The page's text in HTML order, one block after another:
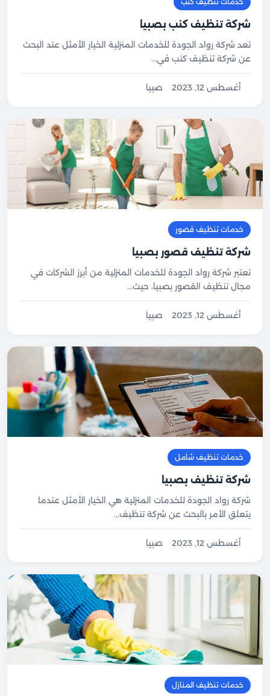
شركة تنظيف كنب بصبيا
تعد شركة رواد الجودة للخدمات المنزلية الخيار الأمثل عند البحث
عن شركة تنظيف كنب في...
أغسطس 12, 2023 صبيا
خدمات تنظيف قصور
شركة تنظيف قصور بصبيا
تعتبر شركة رواد الجودة للخدمات المنزلية من أبرز الشركات في
مجال تنظيف القصور بصبيا، حيث...
أغسطس 12, 2023 صبيا
خدمات تنظيف شامل
شركة تنظيف بصبيا
شركة رواد الجودة للخدمات المنزلية هي الخيار الأمثل عندما
يتعلق الأمر بالبحث عن شركة تنظيف...
أغسطس 12, 2023 صبيا
خدمات تنظيف المنازل